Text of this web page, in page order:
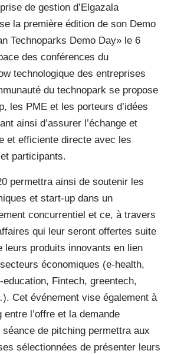
de gestion d’Elgazala
la première édition de son Demo
Technoparks Demo Day» le 6
des conférences du
technologique des entreprises
du technopark se propose
les PME et les porteurs d’idées
ainsi d’assurer l’échange et
et efficiente directe avec les
participants.
permettra ainsi de soutenir les
et start-up dans un
concurrentiel et ce, à travers
qui leur seront offertes suite
leurs produits innovants en lien
économiques (e-health,
Fintech, greentech,
Cet événement vise également à
l’offre et la demande
de pitching permettra aux
sélectionnées de présenter leurs